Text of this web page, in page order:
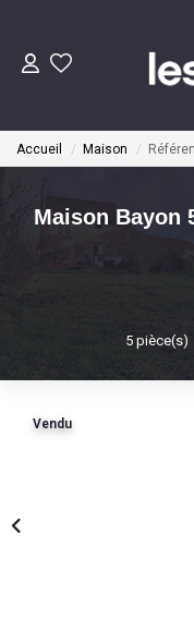
Accueil Maison
Maison Bayon
5 pièce(s)
Vendu